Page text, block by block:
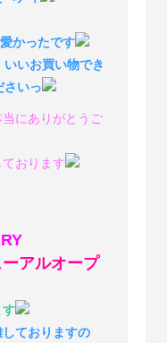
かったです
いいお買い物でき
いっ
にありがとうご
おります
アルオープ
す
ておりますの